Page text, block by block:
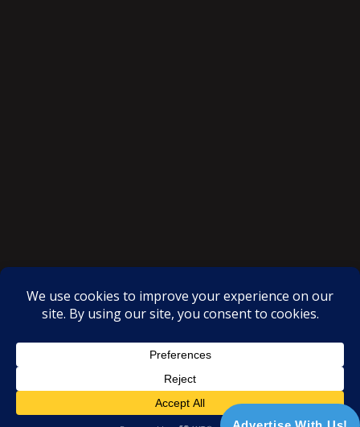
Proudly powered by WordPress |Theme: SuperMag byAcme
Themes